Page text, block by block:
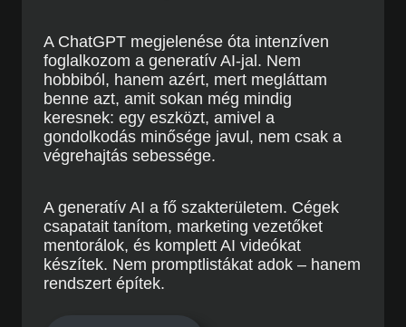
A ChatGPT megjelenése óta intenzíven
foglalkozom a generatív AI-jal. Nem
hobbiból, hanem azért, mert megláttam
benne azt, amit sokan még mindig
keresnek: egy eszközt, amivel a
gondolkodás minősége javul, nem csak a
végrehajtás sebessége.
A generatív AI a fő szakterületem. Cégek
csapatait tanítom, marketing vezetőket
mentorálok, és komplett AI videókat
készítek. Nem promptlistákat adok – hanem
rendszert építek.